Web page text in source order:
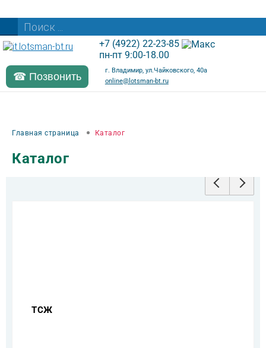
+7 (4922) 22-23-85
пн-пт 9:00-18.00
☎ Позвонить
г. Владимир, ул.Чайковского, 40а
online@lotsman-bt.ru
Главная страница Каталог
Каталог
ТСЖ